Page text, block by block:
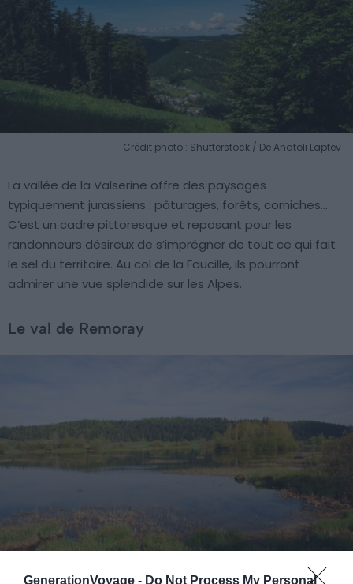
GenerationVoyage - Do Not Process My Personal
Crédit photo : Shutterstock / De Anatoli Laptev
La vallée de la Valserine offre des paysages
typiquement jurassiens : pâturages, forêts, corniches…
C’est un cadre pittoresque et reposant pour les
randonneurs désireux de s’imprégner de tout ce qui fait
le sel du territoire. Au col de la Faucille, ils pourront
admirer une vue splendide sur les Alpes.
Le val de Remoray